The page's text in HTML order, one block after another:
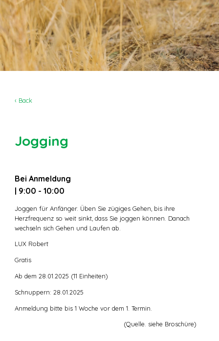
‹ Back
Jogging
Bei Anmeldung
| 9:00 - 10:00
Joggen für Anfänger. Üben Sie zügiges Gehen, bis ihre
Herzfrequenz so weit sinkt, dass Sie joggen können. Danach
wechseln sich Gehen und Laufen ab.
LUX Robert
Gratis
Ab dem 28.01.2025 (11 Einheiten)
Schnuppern: 28.01.2025
Anmeldung bitte bis 1 Woche vor dem 1. Termin.
(Quelle. siehe Broschüre)